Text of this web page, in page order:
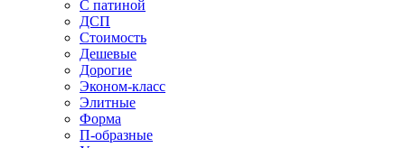
С патиной
ДСП
Стоимость
Дешевые
Дорогие
Эконом-класс
Элитные
Форма
П-образные